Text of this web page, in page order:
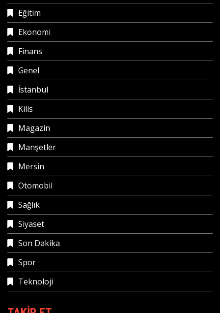
Eğitim
Ekonomi
Finans
Genel
İstanbul
Kilis
Magazin
Manşetler
Mersin
Otomobil
Sağlık
Siyaset
Son Dakika
Spor
Teknoloji